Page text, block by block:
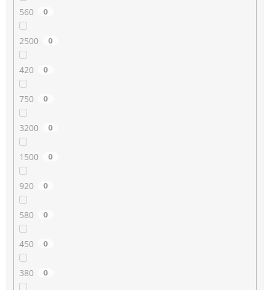
560 0
2500 0
420 0
750 0
3200 0
1500 0
920 0
580 0
450 0
380 0